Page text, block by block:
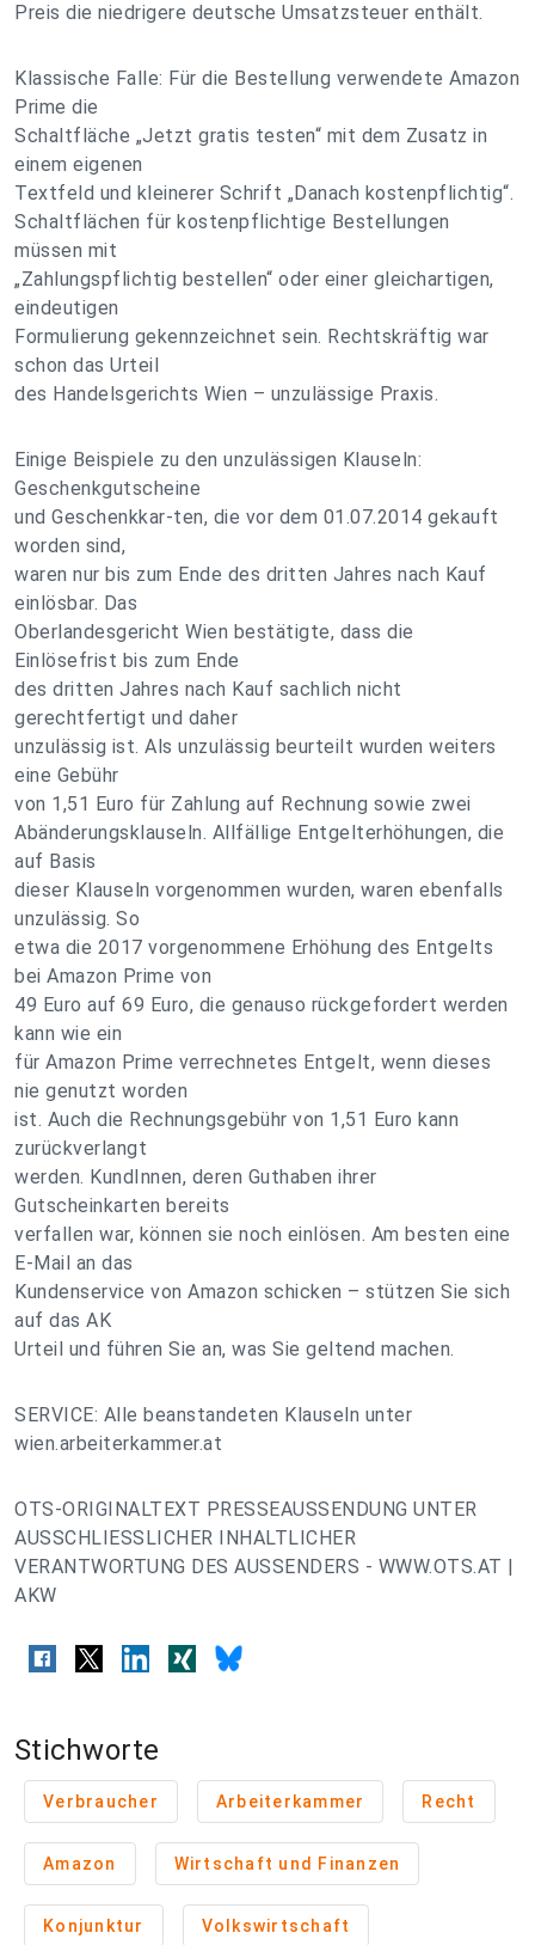
Preis die niedrigere deutsche Umsatzsteuer enthält.
Klassische Falle: Für die Bestellung verwendete Amazon
Prime die
Schaltfläche „Jetzt gratis testen“ mit dem Zusatz in
einem eigenen
Textfeld und kleinerer Schrift „Danach kostenpflichtig“.
Schaltflächen für kostenpflichtige Bestellungen
müssen mit
„Zahlungspflichtig bestellen“ oder einer gleichartigen,
eindeutigen
Formulierung gekennzeichnet sein. Rechtskräftig war
schon das Urteil
des Handelsgerichts Wien – unzulässige Praxis.
Einige Beispiele zu den unzulässigen Klauseln:
Geschenkgutscheine
und Geschenkkar-ten, die vor dem 01.07.2014 gekauft
worden sind,
waren nur bis zum Ende des dritten Jahres nach Kauf
einlösbar. Das
Oberlandesgericht Wien bestätigte, dass die
Einlösefrist bis zum Ende
des dritten Jahres nach Kauf sachlich nicht
gerechtfertigt und daher
unzulässig ist. Als unzulässig beurteilt wurden weiters
eine Gebühr
von 1,51 Euro für Zahlung auf Rechnung sowie zwei
Abänderungsklauseln. Allfällige Entgelterhöhungen, die
auf Basis
dieser Klauseln vorgenommen wurden, waren ebenfalls
unzulässig. So
etwa die 2017 vorgenommene Erhöhung des Entgelts
bei Amazon Prime von
49 Euro auf 69 Euro, die genauso rückgefordert werden
kann wie ein
für Amazon Prime verrechnetes Entgelt, wenn dieses
nie genutzt worden
ist. Auch die Rechnungsgebühr von 1,51 Euro kann
zurückverlangt
werden. KundInnen, deren Guthaben ihrer
Gutscheinkarten bereits
verfallen war, können sie noch einlösen. Am besten eine
E-Mail an das
Kundenservice von Amazon schicken – stützen Sie sich
auf das AK
Urteil und führen Sie an, was Sie geltend machen.
SERVICE: Alle beanstandeten Klauseln unter
wien.arbeiterkammer.at
OTS-ORIGINALTEXT PRESSEAUSSENDUNG UNTER
AUSSCHLIESSLICHER INHALTLICHER
VERANTWORTUNG DES AUSSENDERS - WWW.OTS.AT |
AKW
Stichworte
Verbraucher Arbeiterkammer Recht
Amazon Wirtschaft und Finanzen
Konjunktur Volkswirtschaft